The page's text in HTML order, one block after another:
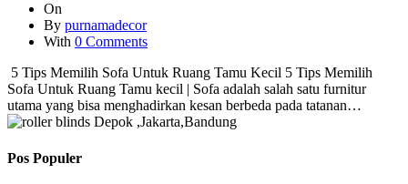
On
By purnamadecor
With 0 Comments
5 Tips Memilih Sofa Untuk Ruang Tamu Kecil 5 Tips Memilih
Sofa Untuk Ruang Tamu kecil | Sofa adalah salah satu furnitur
utama yang bisa menghadirkan kesan berbeda pada tatanan…
Pos Populer